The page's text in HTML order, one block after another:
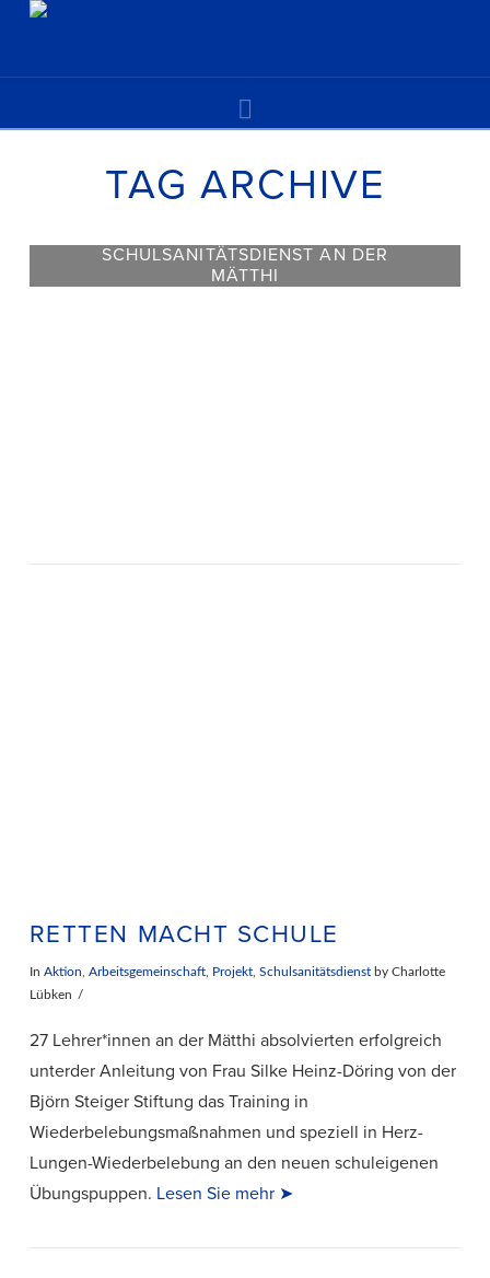
TAG ARCHIVE
SCHULSANITÄTSDIENST AN DER
MÄTTHI
RETTEN MACHT SCHULE
In Aktion Arbeitsgemeinschaft, Projekt, Schulsanitätsdienstby Charlotte
Lübken
27 Lehrer*innen an der Mätthi absolvierten erfolgreich
unterder Anleitung von Frau Silke Heinz-Döring von der
Björn Steiger Stiftung das Training in
Wiederbelebungsmaßnahmen und speziell in Herz-
Lungen-Wiederbelebung an den neuen schuleigenen
Übungspuppen. Lesen Sie mehr ➤